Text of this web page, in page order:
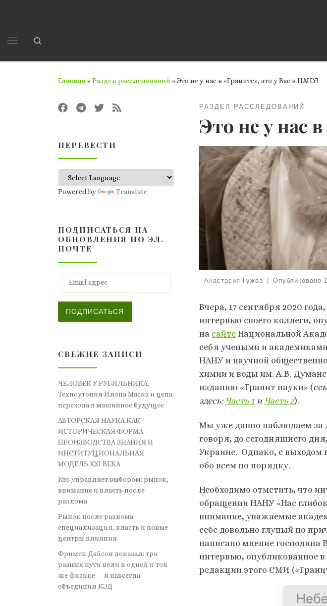
Главная »Раздел расследований »Это не у нас в «Граните», это у Вас в НАНУ!
РАЗДЕЛ РАССЛЕДОВАНИЙ
Это не у нас
- Анастасия Гужва Опубликовано
Вчера, 17 сентября 2020
интервью своего коллеги,
на сайте Национальной
себя учеными и
НАНУ и научной
химии и воды им. А.В.
изданию «Гранит науки» (
здесь: Часть 1 и Часть 2).
Мы уже давно наблюдаем за
говоря, до сегодняшнего
Украине. Однако, с выходом
обо всем по порядку.
Необходимо отметить, что
обращении НАНУ «Нас
внимание, уважаемые
себе довольно глупый по
написано мнение господина
интервью, опубликованное
редакции этого СМИ
ПЕРЕВЕСТИ
Powered by Translate
ПОДПИСАТЬСЯ НА
ОБНОВЛЕНИЯ ПО ЭЛ.
ПОЧТЕ
ПОДПИСАТЬСЯ
СВЕЖИЕ ЗАПИСИ
ЧЕЛОВЕК У РУБИЛЬНИКА.
Техноутопия Илона Маска и цена
перехода в машинное будущее
АВТОРСКАЯ НАУКА КАК
ИСТОРИЧЕСКАЯ ФОРМА
ПРОИЗВОДСТВА ЗНАНИЯ И
ИНСТИТУЦИОНАЛЬНАЯ
МОДЕЛЬ XXI ВЕКА
Кто управляет выбором: рынок,
внимание и власть после
разлома
Рынок после разлома:
специализация, власть и новые
центры влияния
Фримен Дайсон доказал: три
разных пути вели к одной и той
же физике — и навсегда
объединил КЭД